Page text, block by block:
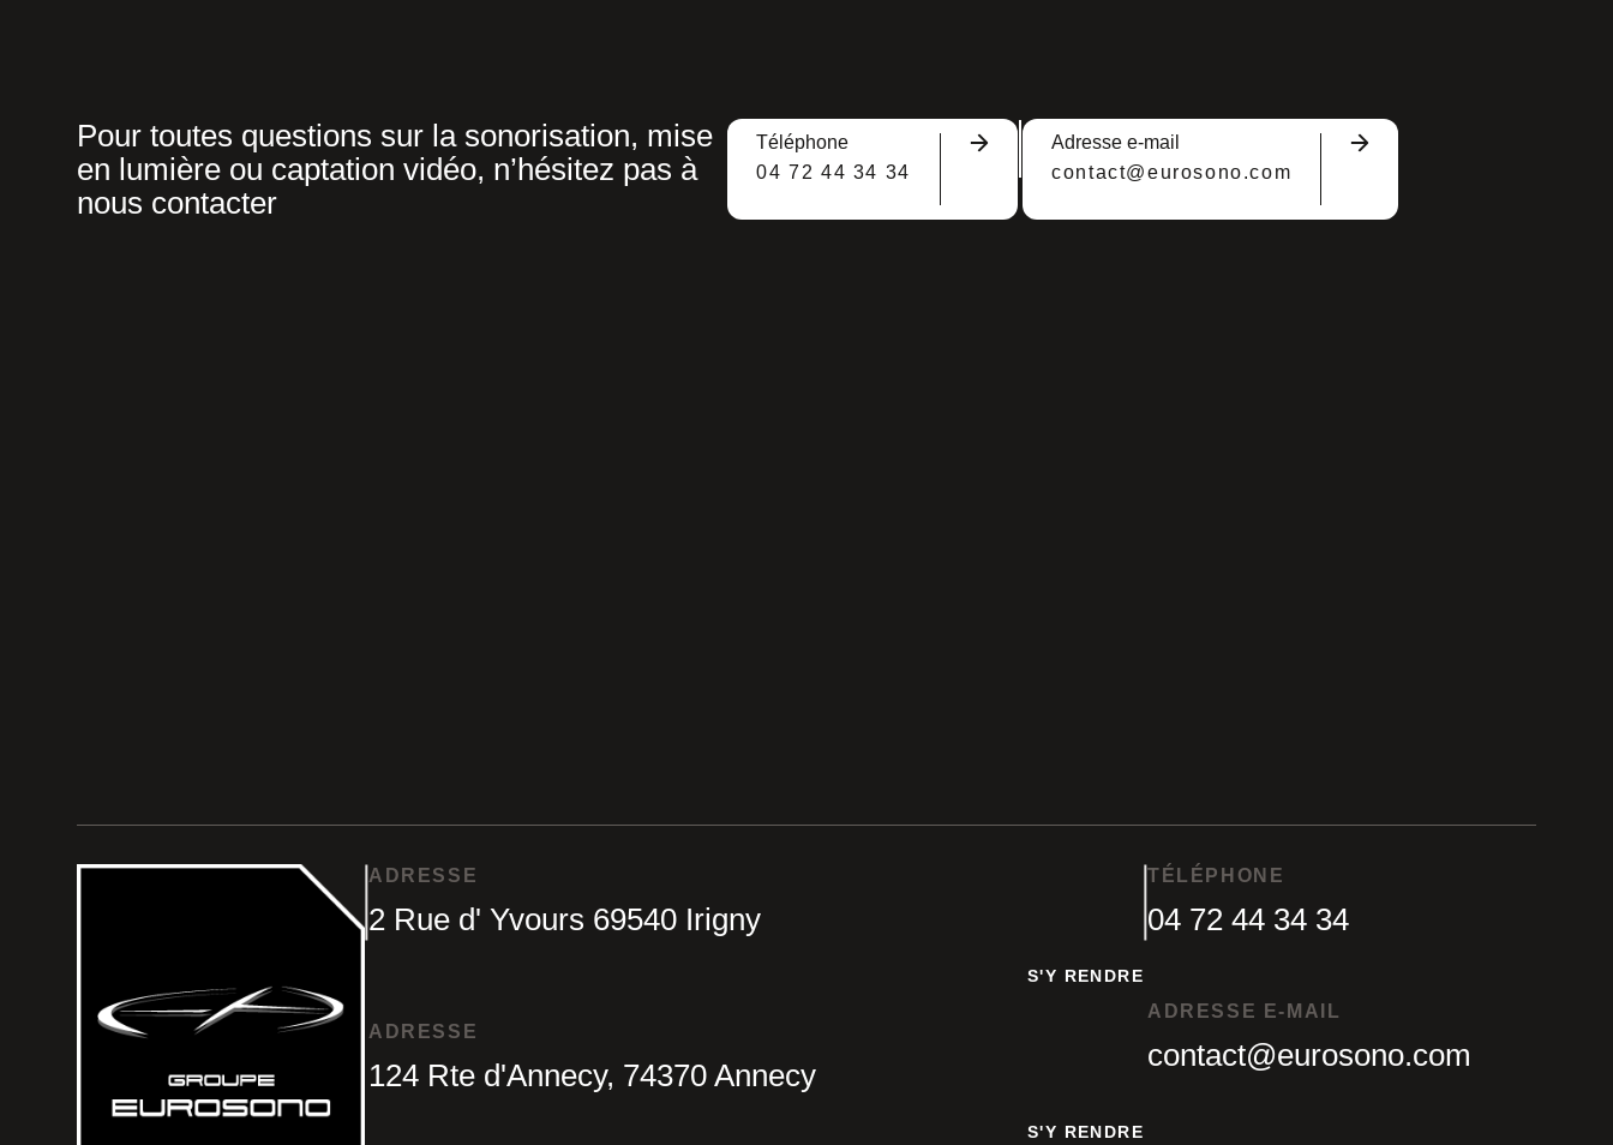
Pour toutes questions sur la sonorisation, mise
en lumière ou captation vidéo, n’hésitez pas à
nous contacter
Téléphone
04 72 44 34 34
Adresse e-mail
contact@eurosono.com
ADRESSE
2 Rue d' Yvours 69540 Irigny
S'Y RENDRE
ADRESSE
124 Rte d'Annecy, 74370 Annecy
S'Y RENDRE
TÉLÉPHONE
04 72 44 34 34
ADRESSE E-MAIL
contact@eurosono.com